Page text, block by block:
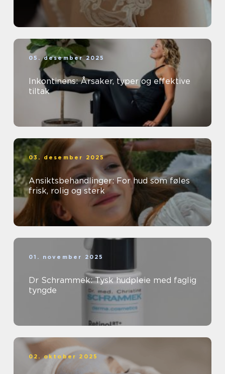
05. desember 2025
Inkontinens: Årsaker, typer og effektive
tiltak
03. desember 2025
Ansiktsbehandlinger: For hud som føles
frisk, rolig og sterk
01. november 2025
Dr Schrammek: Tysk hudpleie med faglig
tyngde
02. oktober 2025